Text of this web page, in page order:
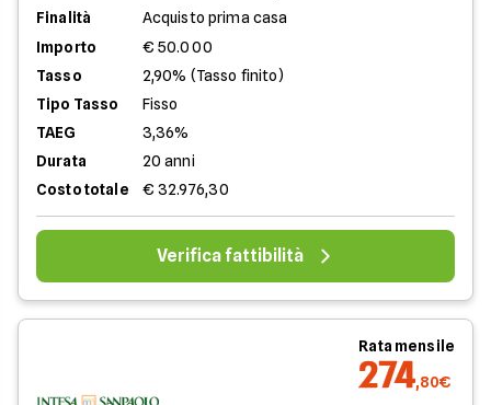
Finalità
Acquisto prima casa
Importo
€ 50.000
Tasso
2,90% (Tasso finito)
Tipo Tasso
Fisso
TAEG
3,36%
Durata
20 anni
Costo totale
€ 32.976,30
Verifica fattibilità
Rata mensile
274,80€